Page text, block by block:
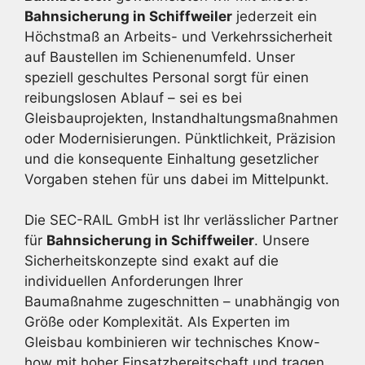
Bahnsicherung in Schiffweiler jederzeit ein
Höchstmaß an Arbeits- und Verkehrssicherheit
auf Baustellen im Schienenumfeld. Unser
speziell geschultes Personal sorgt für einen
reibungslosen Ablauf – sei es bei
Gleisbauprojekten, Instandhaltungsmaßnahmen
oder Modernisierungen. Pünktlichkeit, Präzision
und die konsequente Einhaltung gesetzlicher
Vorgaben stehen für uns dabei im Mittelpunkt.
Die SEC-RAIL GmbH ist Ihr verlässlicher Partner
für Bahnsicherung in Schiffweiler. Unsere
Sicherheitskonzepte sind exakt auf die
individuellen Anforderungen Ihrer
Baumaßnahme zugeschnitten – unabhängig von
Größe oder Komplexität. Als Experten im
Gleisbau kombinieren wir technisches Know-